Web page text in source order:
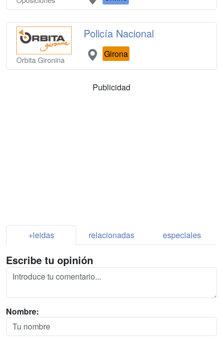
Orbita Gironina
Policía Nacional
Girona
Publicidad
+leidas relacionadas especiales
Escribe tu opinión
Nombre: